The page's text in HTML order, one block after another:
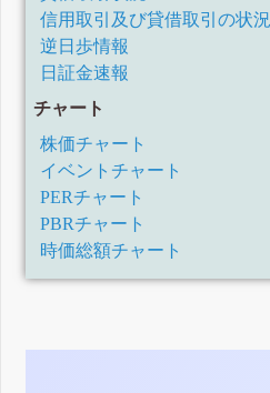
信用取引及び貸借取引の状況
逆日歩情報
日証金速報
チャート
株価チャート
イベントチャート
PERチャート
PBRチャート
時価総額チャート